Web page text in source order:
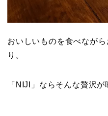
おいしいものを食べなが
り。
「NIJI」ならそんな贅沢